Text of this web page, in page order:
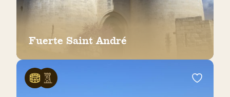
Fuerte Saint André